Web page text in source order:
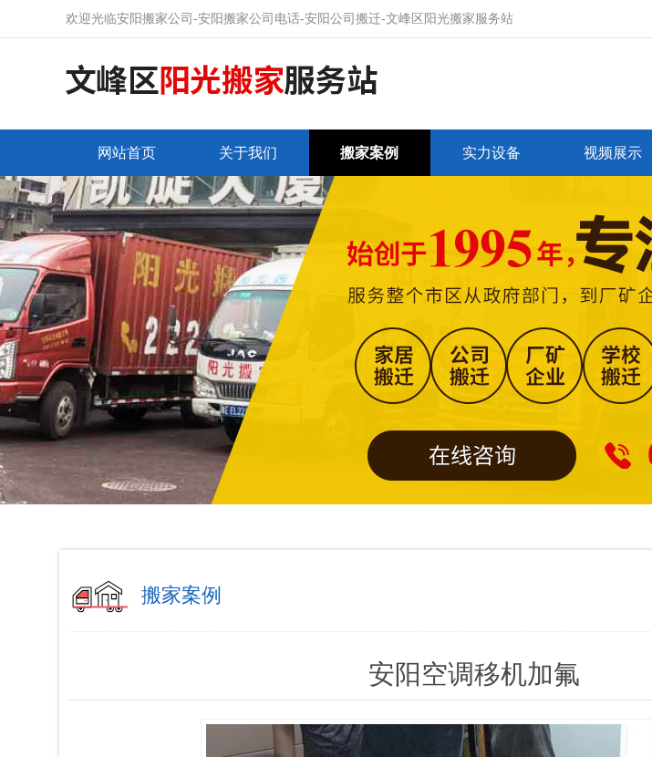
欢迎光临安阳搬家公司-安阳搬家公司电话-安阳公司搬迁-文峰区阳光搬家服务站
网站首页 关于我们 搬家案例 实力设备 视频展示
搬家案例
安阳空调移机加氟